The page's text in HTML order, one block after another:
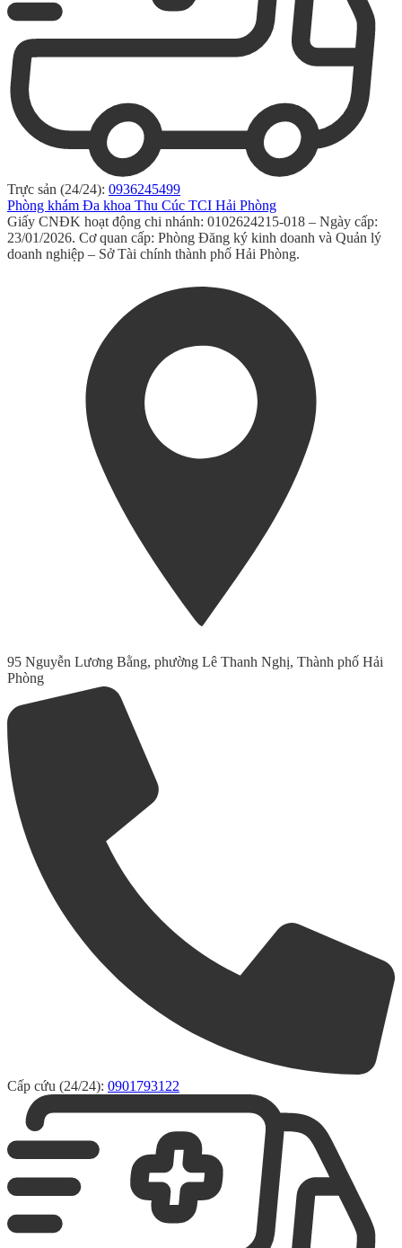
Trực sản (24/24): 0936245499
Phòng khám Đa khoa Thu Cúc TCI Hải Phòng
Giấy CNĐK hoạt động chi nhánh: 0102624215-018 – Ngày cấp:
23/01/2026. Cơ quan cấp: Phòng Đăng ký kinh doanh và Quản lý
doanh nghiệp – Sở Tài chính thành phố Hải Phòng.
95 Nguyễn Lương Bằng, phường Lê Thanh Nghị, Thành phố Hải
Phòng
Cấp cứu (24/24): 0901793122